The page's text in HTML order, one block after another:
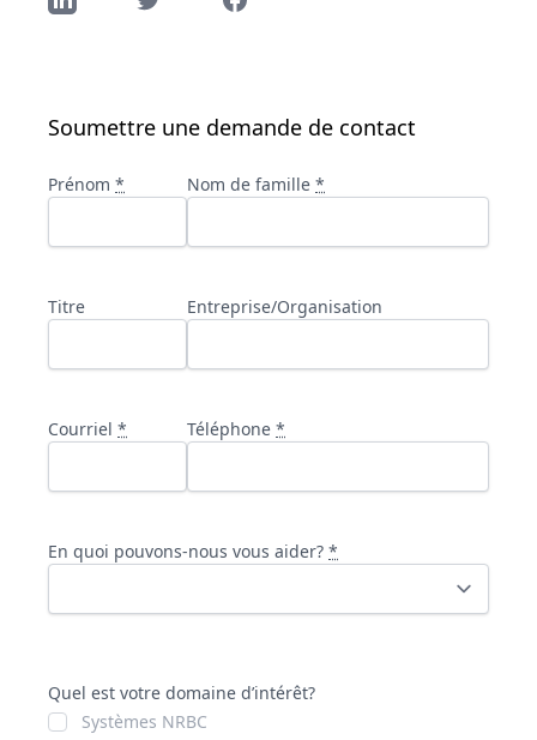
Soumettre une demande de contact
Prénom * Nom de famille *
Titre Entreprise/Organisation
Courriel * Téléphone *
En quoi pouvons-nous vous aider? *
Quel est votre domaine d’intérêt?
Systèmes NRBC